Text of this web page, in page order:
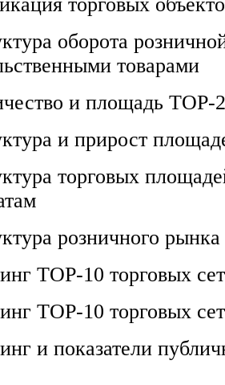
оборота
товарами
и площадь TOP-
и прирост
торговых
розничного
TOP-10 торговых
TOP-10 торговых
и показатели